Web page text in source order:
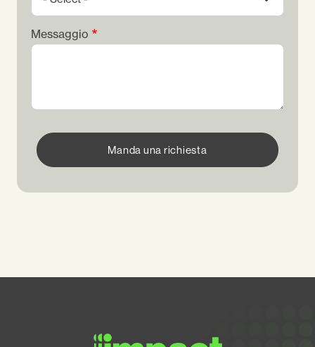
Messaggio
Manda una richiesta